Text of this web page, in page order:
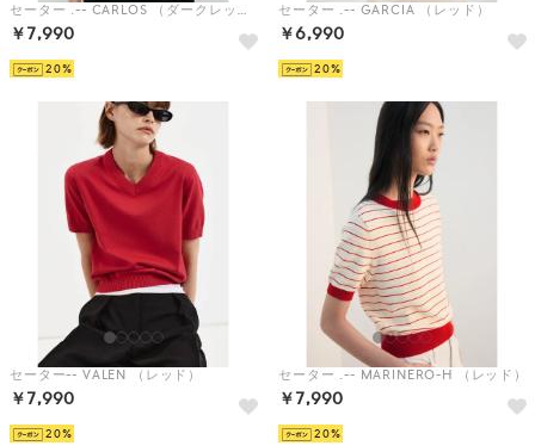
セーター .-- CARLOS （ダークレッド）
￥7,990
20
セーター .-- GARCIA （レッド）
￥6,990
20
セーター-- VALEN （レッド）
￥7,990
20
セーター .-- MARINERO-H （レッド）
￥7,990
20